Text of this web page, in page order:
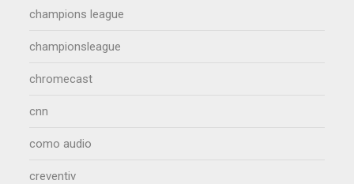
champions league
championsleague
chromecast
cnn
como audio
creventiv